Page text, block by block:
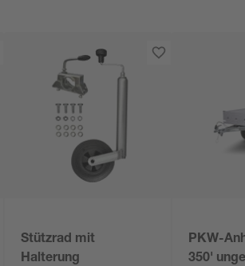
Stützrad mit
Halterung
PKW-
350'